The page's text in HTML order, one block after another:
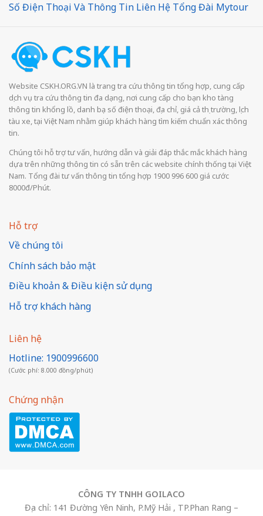
Số Điện Thoại Và Thông Tin Liên Hệ Tổng Đài Mytour
Website CSKH.ORG.VN là trang tra cứu thông tin tổng hợp, cung cấp
dịch vụ tra cứu thông tin đa dạng, nơi cung cấp cho bạn kho tàng
thông tin khổng lồ, danh bạ số điện thoại, địa chỉ, giá cả thị trường, lịch
tàu xe, tại Việt Nam nhằm giúp khách hàng tìm kiếm chuẩn xác thông
tin.
Chúng tôi hỗ trợ tư vấn, hướng dẫn và giải đáp thắc mắc khách hàng
dựa trên những thông tin có sẵn trên các website chính thống tại Việt
Nam. Tổng đài tư vấn thông tin tổng hợp 1900 996 600 giá cước
8000đ/Phút.
Hỗ trợ
Về chúng tôi
Chính sách bảo mật
Điều khoản & Điều kiện sử dụng
Hỗ trợ khách hàng
Liên hệ
Hotline: 1900996600
(Cước phí: 8.000 đồng/phút)
Chứng nhận
CÔNG TY TNHH GOILACO
Địa chỉ: 141 Đường Yên Ninh, P.Mỹ Hải , TP.Phan Rang –